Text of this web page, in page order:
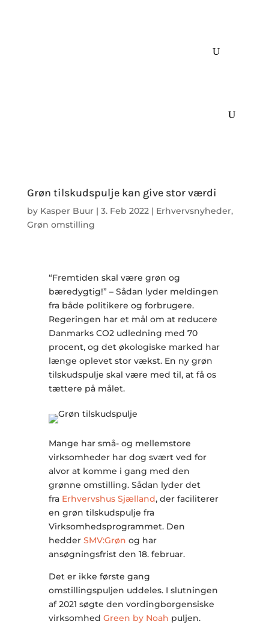
Grøn tilskudspulje kan give stor værdi
by Kasper Buur| 3. Feb 2022| Erhvervsnyheder,
Grøn omstilling
“Fremtiden skal være grøn og
bæredygtig!” – Sådan lyder meldingen
fra både politikere og forbrugere.
Regeringen har et mål om at reducere
Danmarks CO2 udledning med 70
procent, og det økologiske marked har
længe oplevet stor vækst. En ny grøn
tilskudspulje skal være med til, at få os
tættere på målet.
Mange har små- og mellemstore
virksomheder har dog svært ved for
alvor at komme i gang med den
grønne omstilling. Sådan lyder det
fra Erhvervshus Sjælland, der faciliterer
en grøn tilskudspulje fra
Virksomhedsprogrammet. Den
hedderSMV:Grøn og har
ansøgningsfrist den 18. februar.
Det er ikke første gang
omstillingspuljen uddeles. I slutningen
af 2021 søgte den vordingborgensiske
virksomhed Green by Noah puljen.